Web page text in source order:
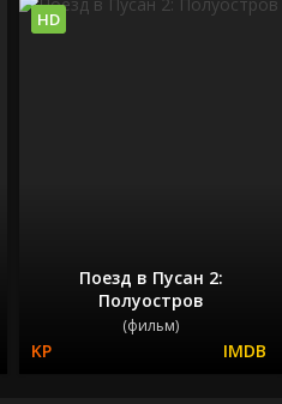
Поезд в Пусан 2:
Полуостров
(фильм)
HD